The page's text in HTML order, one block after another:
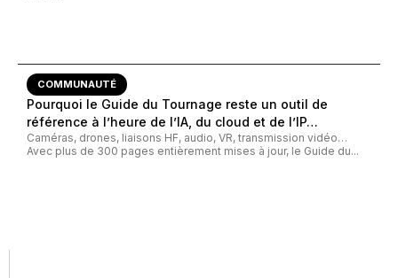
COMMUNAUTÉ
Pourquoi le Guide du Tournage reste un outil de
référence à l’heure de l’IA, du cloud et de l’IP…
Caméras, drones, liaisons HF, audio, VR, transmission vidéo…
Avec plus de 300 pages entièrement mises à jour, le Guide du...